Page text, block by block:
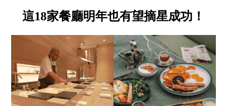
這18家餐廳明年也有望摘星成功！